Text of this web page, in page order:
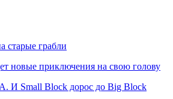
старые грабли
новые приключения на свою голову
И Small Block дорос до Big Block